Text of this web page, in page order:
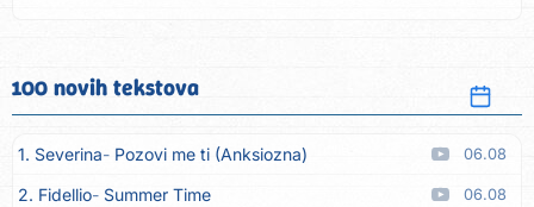
100 novih tekstova
1. Severina Pozovi me ti (Anksiozna) 06.08
2. Fidellio Summer Time 06.08